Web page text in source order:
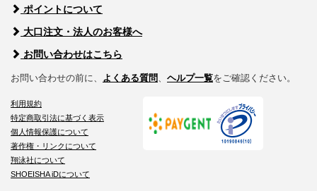
ポイントについて
大口注文・法人のお客様へ
お問い合わせはこちら
お問い合わせの前に、 よくある質問 ヘルプ一覧をご確認ください。
利用規約
特定商取引法に基づく表示
個人情報保護について
著作権・リンクについて
翔泳社について
SHOEISHA iDについて